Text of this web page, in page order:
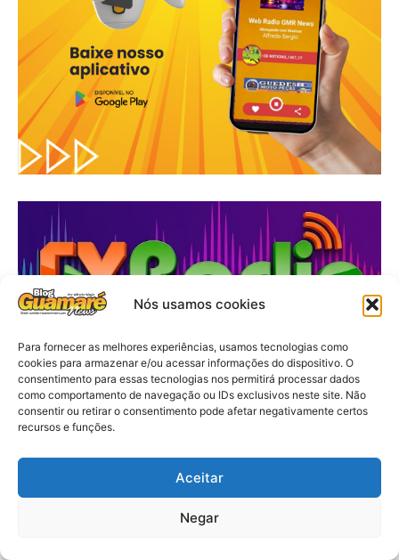
Nós usamos cookies
Para fornecer as melhores experiências, usamos tecnologias como
cookies para armazenar e/ou acessar informações do dispositivo. O
consentimento para essas tecnologias nos permitirá processar dados
como comportamento de navegação ou IDs exclusivos neste site. Não
consentir ou retirar o consentimento pode afetar negativamente certos
recursos e funções.
Aceitar
Negar